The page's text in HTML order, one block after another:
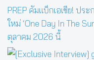
PREP คัมแบ็กเอเชีย! ปร
ใหม่ ‘One Day In The
ตุลาคม 2026 นี้